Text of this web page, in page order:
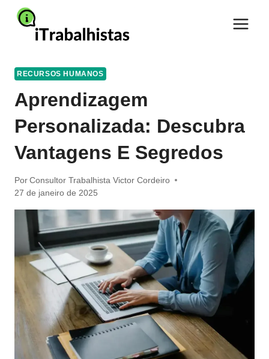
Pular
para
RECURSOS HUMANOS
Aprendizagem
Personalizada: Descubra
Vantagens E Segredos
Por Consultor Trabalhista Victor Cordeiro
27 de janeiro de 2025